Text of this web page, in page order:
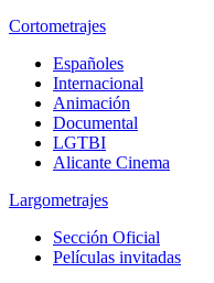
Cortometrajes
Españoles
Internacional
Animación
Documental
LGTBI
Alicante Cinema
Largometrajes
Sección Oficial
Películas invitadas